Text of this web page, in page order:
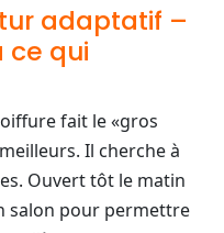
adaptatif –
ce qui
fait le «gros
Il cherche à
Ouvert tôt le matin
salon pour permettre